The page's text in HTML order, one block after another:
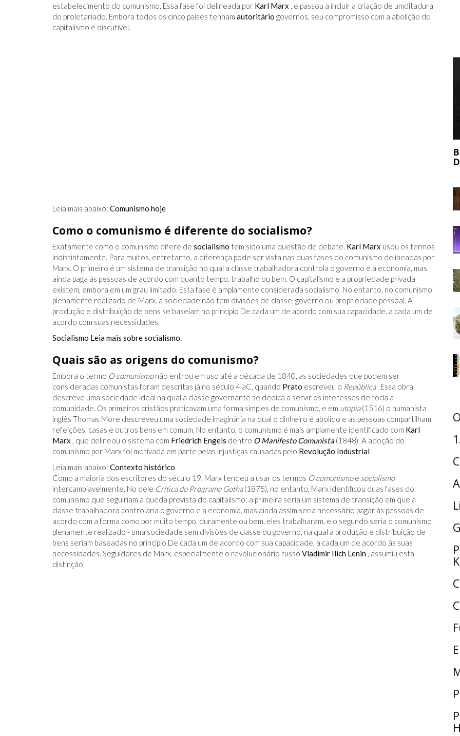
estabelecimento do comunismo. Essa fase foi delineada por Karl Marx , e passou a incluir a criação de umditadura
do proletariado. Embora todos os cinco países tenham autoritário governos, seu compromisso com a abolição do
capitalismo é discutível.
Leia mais abaixo: Comunismo hoje
Como o comunismo é diferente do socialismo?
Exatamente como o comunismo difere de socialismo tem sido uma questão de debate. Karl Marx usou os termos
indistintamente. Para muitos, entretanto, a diferença pode ser vista nas duas fases do comunismo delineadas por
Marx. O primeiro é um sistema de transição no qual a classe trabalhadora controla o governo e a economia, mas
ainda paga às pessoas de acordo com quanto tempo, trabalho ou bem. O capitalismo e a propriedade privada
existem, embora em um grau limitado. Esta fase é amplamente considerada socialismo. No entanto, no comunismo
plenamente realizado de Marx, a sociedade não tem divisões de classe, governo ou propriedade pessoal. A
produção e distribuição de bens se baseiam no princípio De cada um de acordo com sua capacidade, a cada um de
acordo com suas necessidades.
Socialismo Leia mais sobre socialismo.
Quais são as origens do comunismo?
Embora o termo O comunismonão entrou em uso até a década de 1840, as sociedades que podem ser
consideradas comunistas foram descritas já no século 4 aC, quando Prato escreveu o República. Essa obra
descreve uma sociedade ideal na qual a classe governante se dedica a servir os interesses de toda a
comunidade. Os primeiros cristãos praticavam uma forma simples de comunismo, e em utopia(1516) o humanista
inglês Thomas More descreveu uma sociedade imaginária na qual o dinheiro é abolido e as pessoas compartilham
refeições, casas e outros bens em comum. No entanto, o comunismo é mais amplamente identificado com Karl
Marx , que delineou o sistema com Friedrich Engels dentro O Manifesto Comunista (1848). A adoção do
comunismo por Marx foi motivada em parte pelas injustiças causadas pelo Revolução Industrial .
Leia mais abaixo: Contexto histórico
Como a maioria dos escritores do século 19, Marx tendeu a usar os termos O comunismoe socialismo
intercambiavelmente. No dele Crítica do Programa Gotha(1875), no entanto, Marx identificou duas fases do
comunismo que seguiriam a queda prevista do capitalismo: a primeira seria um sistema de transição em que a
classe trabalhadora controlaria o governo e a economia, mas ainda assim seria necessário pagar às pessoas de
acordo com a forma como por muito tempo, duramente ou bem, eles trabalharam, e o segundo seria o comunismo
plenamente realizado - uma sociedade sem divisões de classe ou governo, na qual a produção e distribuição de
bens seriam baseadas no princípio De cada um de acordo com sua capacidade, a cada um de acordo às suas
necessidades. Seguidores de Marx, especialmente o revolucionário russo Vladimir Ilich Lenin , assumiu esta
distinção.